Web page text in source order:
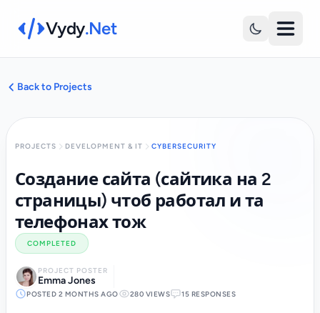
Vydy.Net
Back to Projects
PROJECTS DEVELOPMENT & IT CYBERSECURITY
Создание сайта (сайтика на 2
страницы) чтоб работал и та
телефонах тож
COMPLETED
PROJECT POSTER
Emma Jones
POSTED 2 MONTHS AGO 280 VIEWS 15 RESPONSES